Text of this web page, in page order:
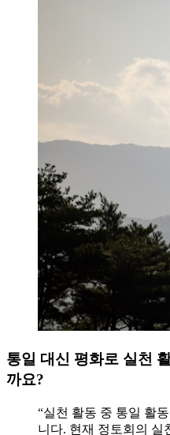
통일 대신 평화로 실천
까요?
“실천 활동 중 통일 활
니다. 현재 정토회의 실